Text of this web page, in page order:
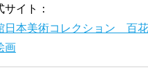
イト：
日本美術コレクション 百
画